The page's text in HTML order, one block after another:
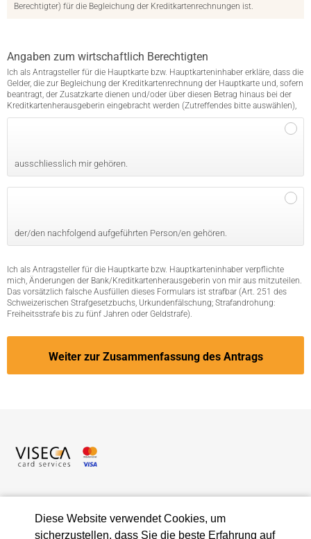
Diese Website verwendet Cookies, um
sicherzustellen, dass Sie die beste Erfahrung auf
Berechtigter) für die Begleichung der Kreditkartenrechnungen ist.
Angaben zum wirtschaftlich Berechtigten
Ich als Antragsteller für die Hauptkarte bzw. Hauptkarteninhaber erkläre, dass die
Gelder, die zur Begleichung der Kreditkartenrechnung der Hauptkarte und, sofern
beantragt, der Zusatzkarte dienen und/oder über diesen Betrag hinaus bei der
Kreditkartenherausgeberin eingebracht werden (Zutreffendes bitte auswählen),
ausschliesslich mir gehören.
der/den nachfolgend aufgeführten Person/en gehören.
Ich als Antragsteller für die Hauptkarte bzw. Hauptkarteninhaber verpflichte
mich, Änderungen der Bank/Kreditkartenherausgeberin von mir aus mitzuteilen.
Das vorsätzlich falsche Ausfüllen dieses Formulars ist strafbar (Art. 251 des
Schweizerischen Strafgesetzbuchs, Urkundenfälschung; Strafandrohung:
Freiheitsstrafe bis zu fünf Jahren oder Geldstrafe).
Viseca Card Services SA